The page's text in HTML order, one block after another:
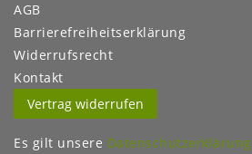
AGB
Barrierefreiheitserklärung
Widerrufs­recht
Kontakt
Vertrag widerrufen
Es gilt unsere Datenschutzerklärung